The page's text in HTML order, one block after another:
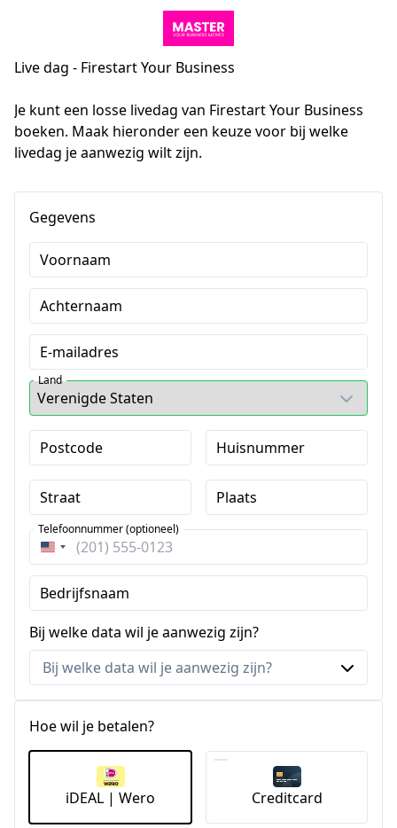
Live dag - Firestart Your Business
Je kunt een losse livedag van Firestart Your Business
boeken. Maak hieronder een keuze voor bij welke
livedag je aanwezig wilt zijn.
Gegevens
Voornaam
Achternaam
E-mailadres
Land
Postcode Huisnummer
Straat Plaats
Verenigde
Staten
+1
Telefoonnummer (optioneel)
Bedrijfsnaam
Bij welke data wil je aanwezig zijn?
Hoe wil je betalen?
iDEAL | Wero Creditcard